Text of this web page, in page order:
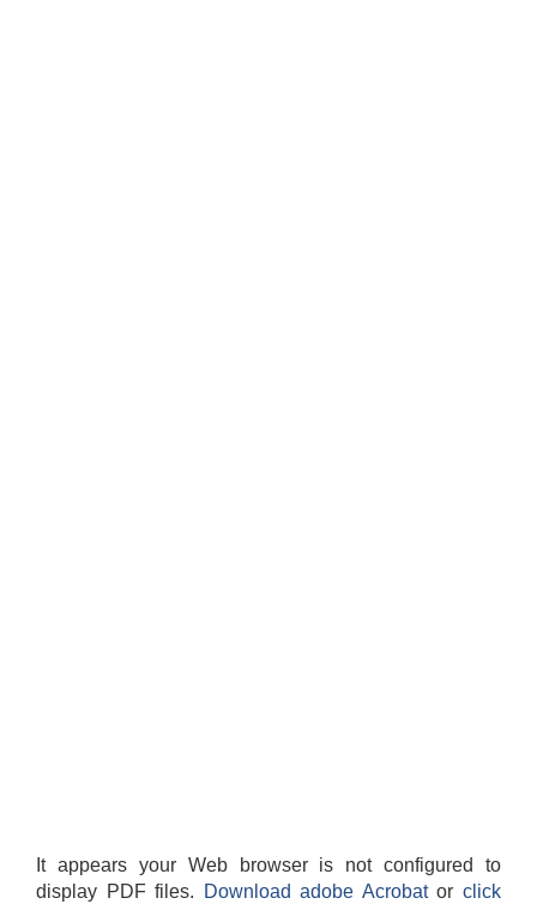
It appears your Web browser is not configured to
display PDF files.
Download adobe Acrobatorclick